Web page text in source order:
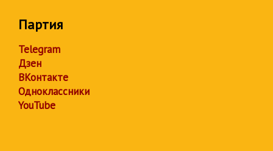
Партия
Telegram
Дзен
ВКонтакте
Одноклассники
YouTube